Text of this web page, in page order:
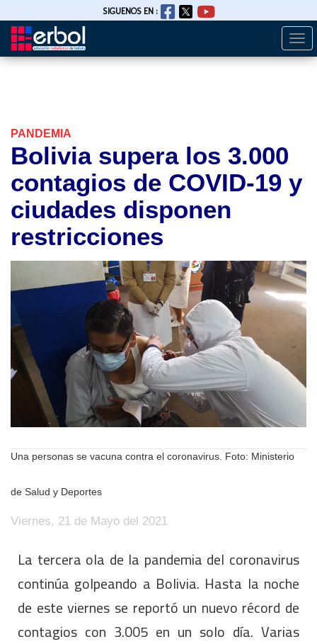
Pasar
SIGUENOS EN :
PANDEMIA
Bolivia supera los 3.000
contagios de COVID-19 y
ciudades disponen
restricciones
Una personas se vacuna contra el coronavirus. Foto: Ministerio
de Salud y Deportes
Viernes, 21 de Mayo del 2021
La tercera ola de la pandemia del coronavirus
continúa golpeando a Bolivia. Hasta la noche
de este viernes se reportó un nuevo récord de
contagios con 3.005 en un solo día. Varias